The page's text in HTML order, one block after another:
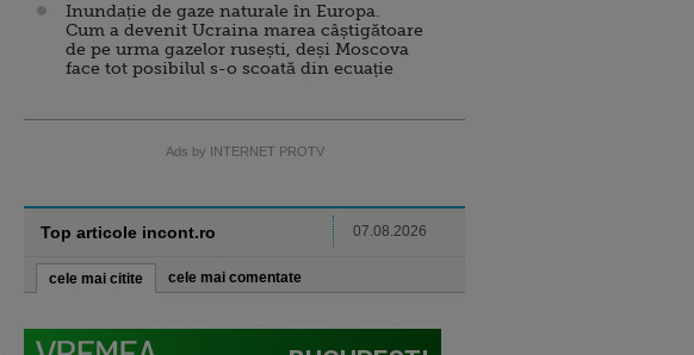
Inundație de gaze naturale în Europa.
Cum a devenit Ucraina marea câștigătoare
de pe urma gazelor rusești, deși Moscova
face tot posibilul s-o scoată din ecuație
Ads by INTERNET PROTV
Top articole incont.ro 07.08.2026
cele mai citite cele mai comentate